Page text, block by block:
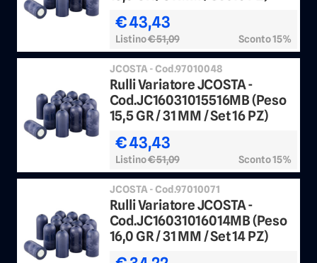
€ 43,43
Listino€ 51,09 Sconto 15%
JCOSTA - Cod.97010048
Rulli Variatore JCOSTA -
Cod.JC16031015516MB (Peso
15,5 GR / 31 MM / Set 16 PZ)
€ 43,43
Listino€ 51,09 Sconto 15%
JCOSTA - Cod.97010071
Rulli Variatore JCOSTA -
Cod.JC16031016014MB (Peso
16,0 GR / 31 MM / Set 14 PZ)